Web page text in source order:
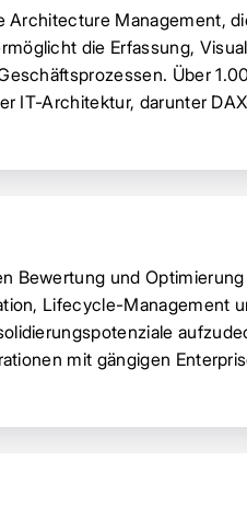
Architecture Management,
die Erfassung,
Über
IT-Architektur, darunter
Bewertung und
Lifecycle-Management
mit gängigen